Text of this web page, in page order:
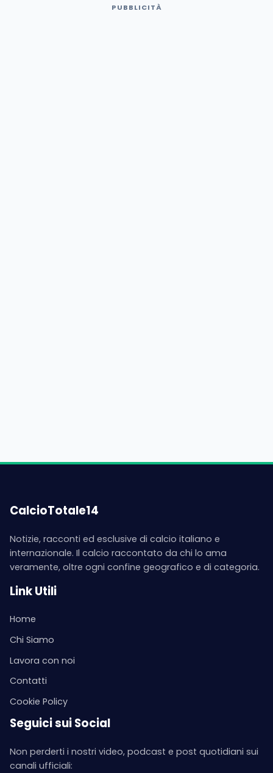
PUBBLICITÀ
CalcioTotale14
Notizie, racconti ed esclusive di calcio italiano e
internazionale. Il calcio raccontato da chi lo ama
veramente, oltre ogni confine geografico e di categoria.
Link Utili
Home
Chi Siamo
Lavora con noi
Contatti
Cookie Policy
Seguici sui Social
Non perderti i nostri video, podcast e post quotidiani sui
canali ufficiali: